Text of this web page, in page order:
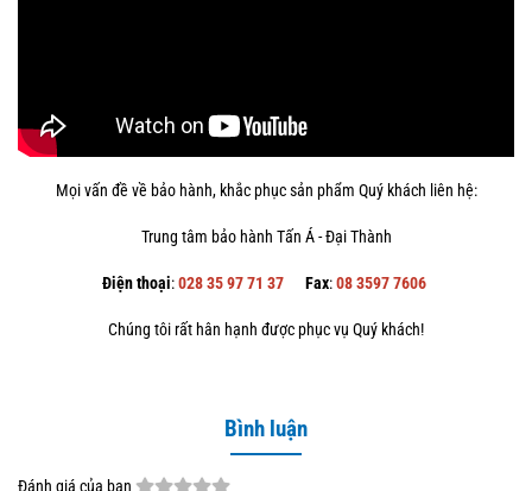
Mọi vấn đề về bảo hành, khắc phục sản phẩm Quý khách liên hệ:
Trung tâm bảo hành Tấn Á - Đại Thành
Điện thoại:028 35 97 71 37 Fax:08 3597 7606
Chúng tôi rất hân hạnh được phục vụ Quý khách!
Bình luận
Đánh giá của bạn